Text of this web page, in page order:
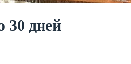
30 дней